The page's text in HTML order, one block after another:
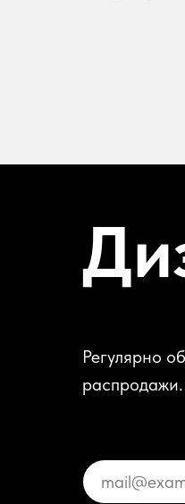
Регулярно